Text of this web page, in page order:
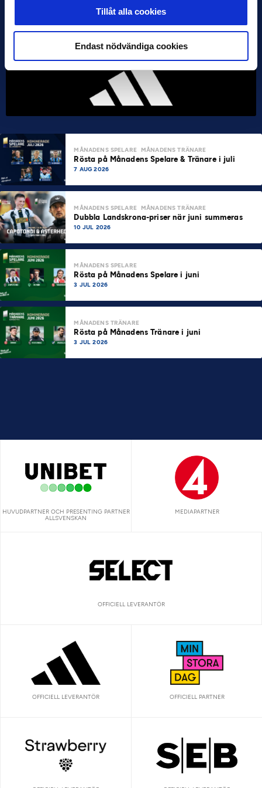
Tillåt alla cookies
Endast nödvändiga cookies
MÅNADENS SPELARE MÅNADENS TRÄNARE
Rösta på Månadens Spelare & Tränare i juli
7 AUG 2026
MÅNADENS SPELARE MÅNADENS TRÄNARE
Dubbla Landskrona-priser när juni summeras
10 JUL 2026
MÅNADENS SPELARE
Rösta på Månadens Spelare i juni
3 JUL 2026
MÅNADENS TRÄNARE
Rösta på Månadens Tränare i juni
3 JUL 2026
HUVUDPARTNER OCH PRESENTING PARTNER
ALLSVENSKAN
MEDIAPARTNER
OFFICIELL LEVERANTÖR
OFFICIELL LEVERANTÖR OFFICIELL PARTNER